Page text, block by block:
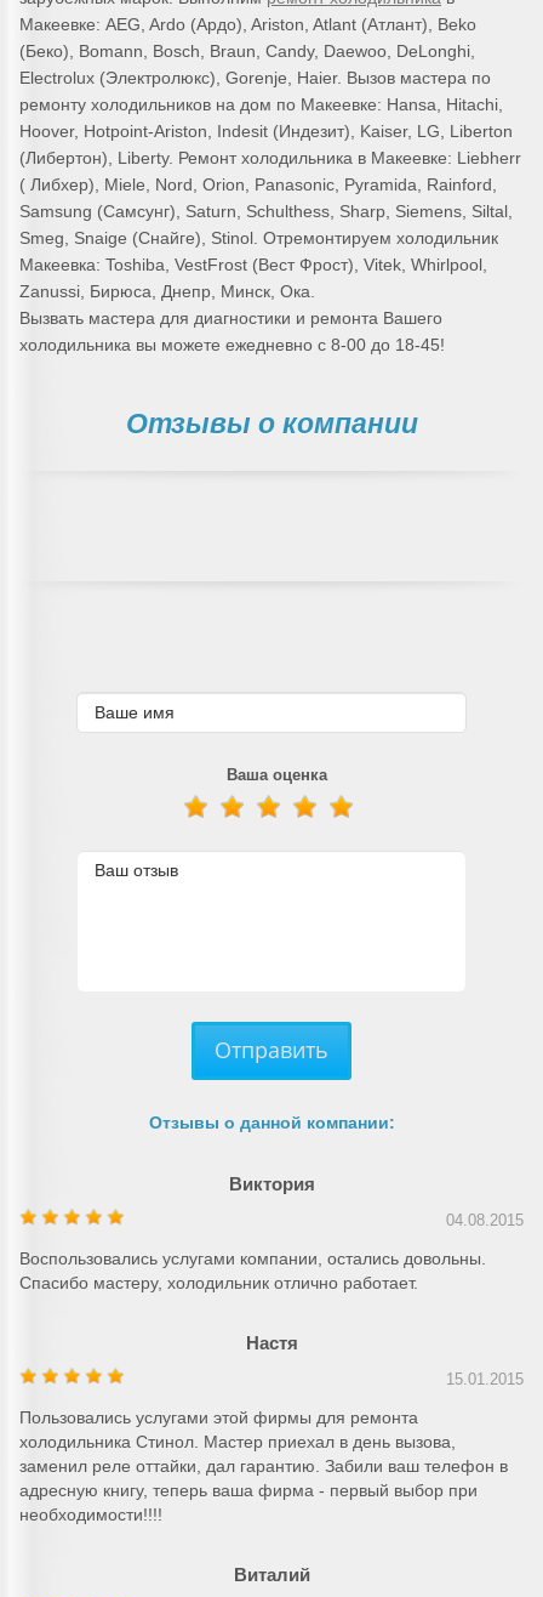
Макеевке: AEG, Ardo (Ардо), Ariston, Atlant (Атлант), Beko
(Беко), Bomann, Bosch, Braun, Candy, Daewoo, DeLonghi,
Electrolux (Электролюкс), Gorenje, Haier. Вызов мастера по
ремонту холодильников на дом по Макеевке: Hansa, Hitachi,
Hoover, Hotpoint-Ariston, Indesit (Индезит), Kaiser, LG, Liberton
(Либертон), Liberty. Ремонт холодильника в Макеевке: Liebherr
( Либхер), Miele, Nord, Orion, Panasonic, Pyramida, Rainford,
Samsung (Самсунг), Saturn, Schulthess, Sharp, Siemens, Siltal,
Smeg, Snaige (Снайге), Stinol. Отремонтируем холодильник
Макеевка: Toshiba, VestFrost (Вест Фрост), Vitek, Whirlpool,
Zanussi, Бирюса, Днепр, Минск, Ока.
Вызвать мастера для диагностики и ремонта Вашего
холодильника вы можете ежедневно с 8-00 до 18-45!
Отзывы о компании
Ваша оценка
Отправить
Отзывы о данной компании:
Виктория
04.08.2015
Воспользовались услугами компании, остались довольны.
Спасибо мастеру, холодильник отлично работает.
Настя
15.01.2015
Пользовались услугами этой фирмы для ремонта
холодильника Стинол. Мастер приехал в день вызова,
заменил реле оттайки, дал гарантию. Забили ваш телефон в
адресную книгу, теперь ваша фирма - первый выбор при
необходимости!!!!
Виталий